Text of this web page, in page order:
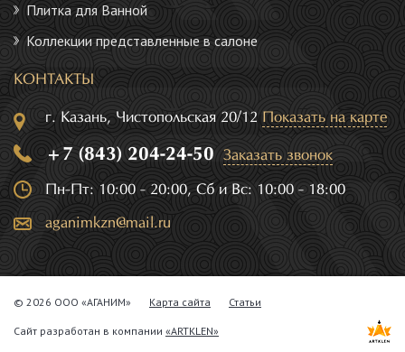
Плитка для Ванной
Коллекции представленные в салоне
КОНТАКТЫ
г. Казань, Чистопольская 20/12 Показать на карте
+7 (843) 204-24-50 Заказать звонок
Пн-Пт: 10:00 - 20:00, Сб и Вс: 10:00 - 18:00
aganimkzn@mail.ru
© 2026 ООО «АГАНИМ» Карта сайта Статьи
Сайт разработан в компании «ARTKLEN»